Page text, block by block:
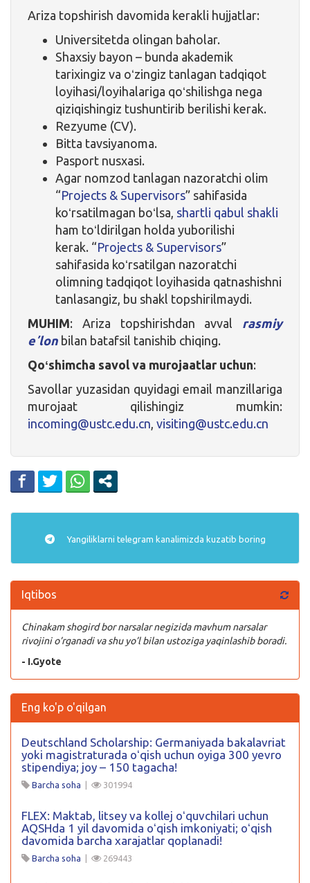
Ariza topshirish davomida kerakli hujjatlar:
Universitetda olingan baholar.
Shaxsiy bayon – bunda akademik
tarixingiz va oʻzingiz tanlagan tadqiqot
loyihasi/loyihalariga qoʻshilishga nega
qiziqishingiz tushuntirib berilishi kerak.
Rezyume (CV).
Bitta tavsiyanoma.
Pasport nusxasi.
Agar nomzod tanlagan nazoratchi olim
“Projects & Supervisors” sahifasida
koʻrsatilmagan boʻlsa, shartli qabul shakli
ham toʻldirilgan holda yuborilishi
kerak. “Projects & Supervisors”
sahifasida koʻrsatilgan nazoratchi
olimning tadqiqot loyihasida qatnashishni
tanlasangiz, bu shakl topshirilmaydi.
MUHIM: Ariza topshirishdan avval
rasmiy
eʼlon bilan batafsil tanishib chiqing.
Qoʻshimcha savol va murojaatlar uchun:
Savollar yuzasidan quyidagi email manzillariga
murojaat qilishingiz mumkin:
incoming@ustc.edu.cn visiting@ustc.edu.cn
Yangiliklarni telegram kanalimizda kuzatib boring
Iqtibos
Chinakam shogird bor narsalar negizida mavhum narsalar
rivojini o’rganadi va shu yo’l bilan ustoziga yaqinlashib boradi.
- I.Gyote
Eng ko'p o'qilgan
Deutschland Scholarship: Germaniyada bakalavriat
yoki magistraturada oʻqish uchun oyiga 300 yevro
stipendiya; joy – 150 tagacha!
Barcha soha | 301994
FLEX: Maktab, litsey va kollej oʻquvchilari uchun
AQSHda 1 yil davomida oʻqish imkoniyati; oʻqish
davomida barcha xarajatlar qoplanadi!
Barcha soha | 269443